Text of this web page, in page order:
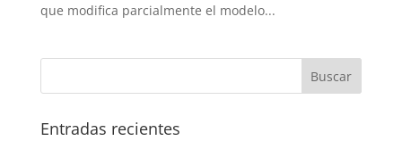
que modifica parcialmente el modelo...
Entradas recientes